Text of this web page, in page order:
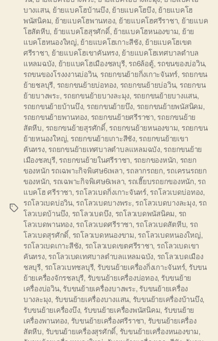
Tags
บางแสน, ย้ายแบคโฮบ้านบึง, ย้ายแบคโฮบึง, ย้ายแบคโฮ
พนัสนิคม, ย้ายแบคโฮพานทอง, ย้ายแบคโฮศรีราชา, ย้ายแบค
โฮสัตหีบ, ย้ายแบคโฮสุรศักดิ์, ย้ายแบคโฮหนองขาม, ย้าย
แบคโฮหนองใหญ่, ย้ายแบคโฮเกาะสีชัง, ย้ายแบคโฮเขต
ศรีราชา, ย้ายแบคโฮเขาคันทรง, ย้ายแบคโฮเทศบาลตำบล
แหลมฉบัง, ย้ายแบคโฮเมืองชลบุรี, รถ6ล้อตู้, รถขนของบ่อวิน,
รถขนของโรงงงานบ่อวิน, รถยกขนย้ายกิ่งเกาะจันทร์, รถยกขน
ย้ายชลบุรี, รถยกขนย้ายบ่อทอง, รถยกขนย้ายบ่อวิน, รถยกขน
ย้ายบางพระ, รถยกขนย้ายบางละมุง, รถยกขนย้ายบางแสน,
รถยกขนย้ายบ้านบึง, รถยกขนย้ายบึง, รถยกขนย้ายพนัสนิคม,
รถยกขนย้ายพานทอง, รถยกขนย้ายศรีราชา, รถยกขนย้าย
สัตหีบ, รถยกขนย้ายสุรศักดิ์, รถยกขนย้ายหนองขาม, รถยกขน
ย้ายหนองใหญ่, รถยกขนย้ายเกาะสีชัง, รถยกขนย้ายเขา
คันทรง, รถยกขนย้ายเทศบาลตำบลแหลมฉบัง, รถยกขนย้าย
เมืองชลบุรี, รถยกขนย้ายในศรีราชา, รถยกของหนัก, รถยก
ของหนัก รถเฉพาะกิจพิเศษ6เพลา, รถลากรถยก, รถเครนรถยก
ของหนัก, รถเฉพาะกิจพิเศษ6เพลา, รถเฮี๊ยบรถยกของหนัก, รถ
แบคโฮ ศรีราชา, รถโลวเบดกิ่งเกาะจันทร์, รถโลวเบดบ่อทอง,
รถโลวเบดบ่อวิน, รถโลวเบดบางพระ, รถโลวเบดบางละมุง, รถ
โลวเบดบ้านบึง, รถโลวเบดบึง, รถโลวเบดพนัสนิคม, รถ
โลวเบดพานทอง, รถโลวเบดศรีราชา, รถโลวเบดสัตหีบ, รถ
โลวเบดสุรศักดิ์, รถโลวเบดหนองขาม, รถโลวเบดหนองใหญ่,
รถโลวเบดเกาะสีชัง, รถโลวเบดเขตศรีราชา, รถโลวเบดเขา
คันทรง, รถโลวเบดเทศบาลตำบลแหลมฉบัง, รถโลวเบดเมือง
ชลบุรี, รถโลวเบทชลบุรี, รับขนย้ายเครื่องกิ่งเกาะจันทร์, รับขน
ย้ายเครื่องจักรชลบุรี, รับขนย้ายเครื่องบ่อทอง, รับขนย้าย
เครื่องบ่อวิน, รับขนย้ายเครื่องบางพระ, รับขนย้ายเครื่อง
บางละมุง, รับขนย้ายเครื่องบางแสน, รับขนย้ายเครื่องบ้านบึง,
รับขนย้ายเครื่องบึง, รับขนย้ายเครื่องพนัสนิคม, รับขนย้าย
เครื่องพานทอง, รับขนย้ายเครื่องศรีราชา, รับขนย้ายเครื่อง
สัตหีบ, รับขนย้ายเครื่องสุรศักดิ์, รับขนย้ายเครื่องหนองขาม,